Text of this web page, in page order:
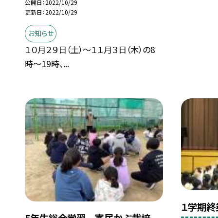
公開日 2022/10/29
更新日 2022/10/29
お知らせ
１０月２９日（土）〜１１月３日（木）の8
時〜19時、...
１学期